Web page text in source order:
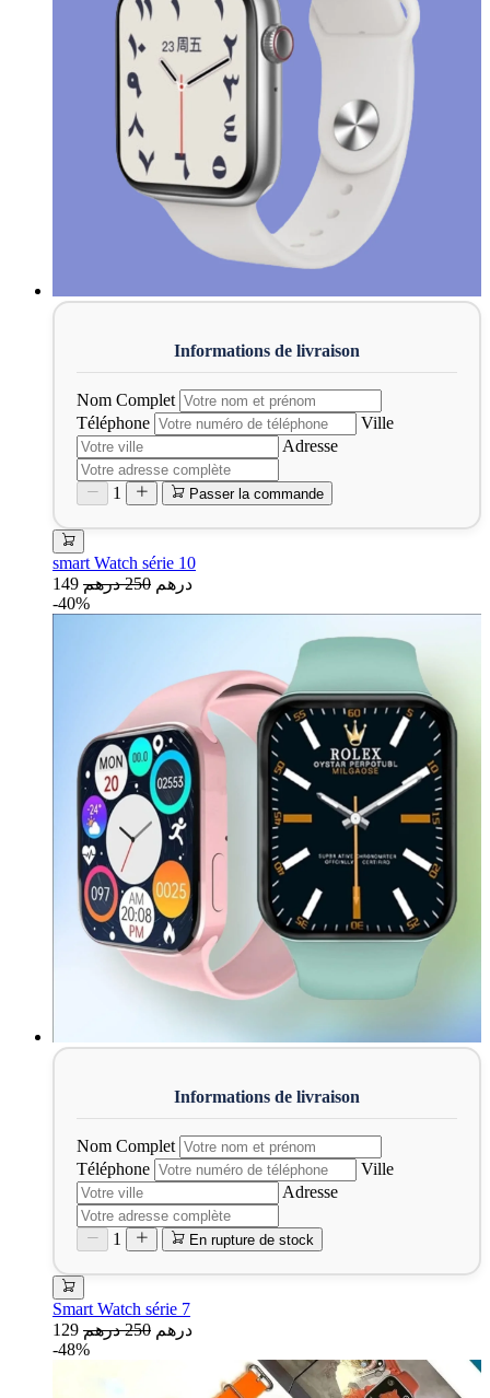
Nom Complet
Téléphone
Ville
Adresse
1 Passer la commande
smart Watch série 10
149 درهم 250 درهم
-40%
Nom Complet
Téléphone
Ville
Adresse
1 En rupture de stock
Smart Watch série 7
129 درهم 250 درهم
-48%